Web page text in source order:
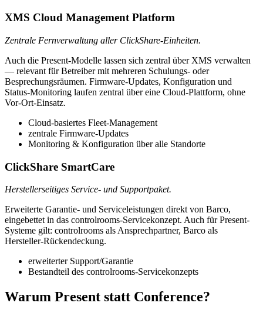
XMS Cloud Management Platform
Zentrale Fernverwaltung aller ClickShare-Einheiten.
Auch die Present-Modelle lassen sich zentral über XMS verwalten
— relevant für Betreiber mit mehreren Schulungs- oder
Besprechungsräumen. Firmware-Updates, Konfiguration und
Status-Monitoring laufen zentral über eine Cloud-Plattform, ohne
Vor-Ort-Einsatz.
Cloud-basiertes Fleet-Management
zentrale Firmware-Updates
Monitoring & Konfiguration über alle Standorte
ClickShare SmartCare
Herstellerseitiges Service- und Supportpaket.
Erweiterte Garantie- und Serviceleistungen direkt von Barco,
eingebettet in das controlrooms-Servicekonzept. Auch für Present-
Systeme gilt: controlrooms als Ansprechpartner, Barco als
Hersteller-Rückendeckung.
erweiterter Support/Garantie
Bestandteil des controlrooms-Servicekonzepts
Warum Present statt Conference?